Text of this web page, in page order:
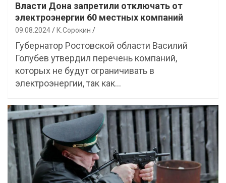
Власти Дона запретили отключать от
электроэнергии 60 местных компаний
09.08.2024 К.Сорокин
Губернатор Ростовской области Василий
Голубев утвердил перечень компаний,
которых не будут ограничивать в
электроэнергии, так как…